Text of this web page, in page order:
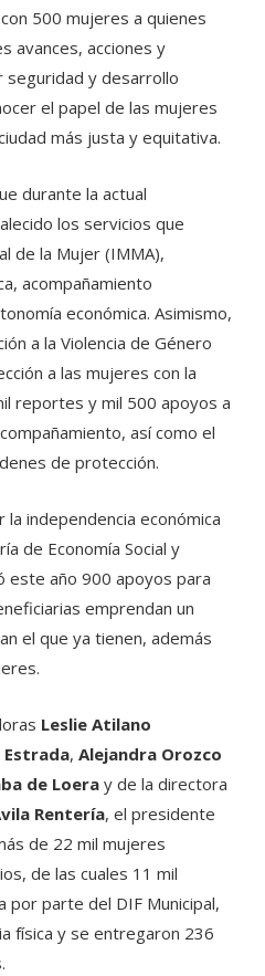
500 mujeres a quienes
avances, acciones y
y desarrollo
el papel de las mujeres
más justa y equitativa.
durante la actual
los servicios que
de la Mujer (IMMA),
acompañamiento
económica. Asimismo,
a la Violencia de Género
a las mujeres con la
reportes y mil 500 apoyos a
así como el
de protección.
independencia económica
de Economía Social y
este año 900 apoyos para
emprendan un
el que ya tienen, además
Leslie Atilano
Estrada, Alejandra Orozco
de Loera y de la directora
Rentería, el presidente
de 22 mil mujeres
de las cuales 11 mil
por parte del DIF Municipal,
física y se entregaron 236